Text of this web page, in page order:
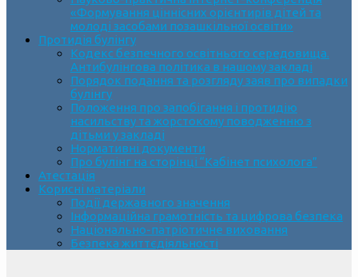
«Формування ціннісних орієнтирів дітей та
молоді засобами позашкільної освіти»
Протидія булінгу
Кодекс безпечного освітнього середовища.
Антибулінгова політика в нашому закладі
Порядок подання та розгляду заяв про випадки
булінгу
Положення про запобігання і протидію
насильству та жорстокому поводженню з
дітьми у закладі
Нормативні документи
Про булінг на сторінці “Кабінет психолога”
Атестація
Корисні матеріали
Події державного значення
Інформаційна грамотність та цифрова безпека
Національно-патріотичне виховання
Безпека життєдіяльності